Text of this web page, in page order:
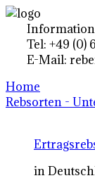
Tel: +49 (0)
E-Mail:
Home
Rebsorten -
in